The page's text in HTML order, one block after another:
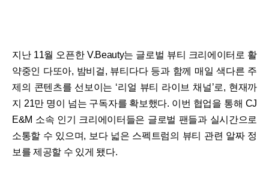
지난 11월 오픈한 V.Beauty는 글로벌 뷰티 크리에이터로 활
약중인 다또아, 밤비걸, 뷰티다다 등과 함께 매일 색다른 주
제의 콘텐츠를 선보이는 ‘리얼 뷰티 라이브 채널’로, 현재까
지 21만 명이 넘는 구독자를 확보했다. 이번 협업을 통해 CJ
E&M 소속 인기 크리에이터들은 글로벌 팬들과 실시간으로
소통할 수 있으며, 보다 넓은 스펙트럼의 뷰티 관련 알짜 정
보를 제공할 수 있게 됐다.